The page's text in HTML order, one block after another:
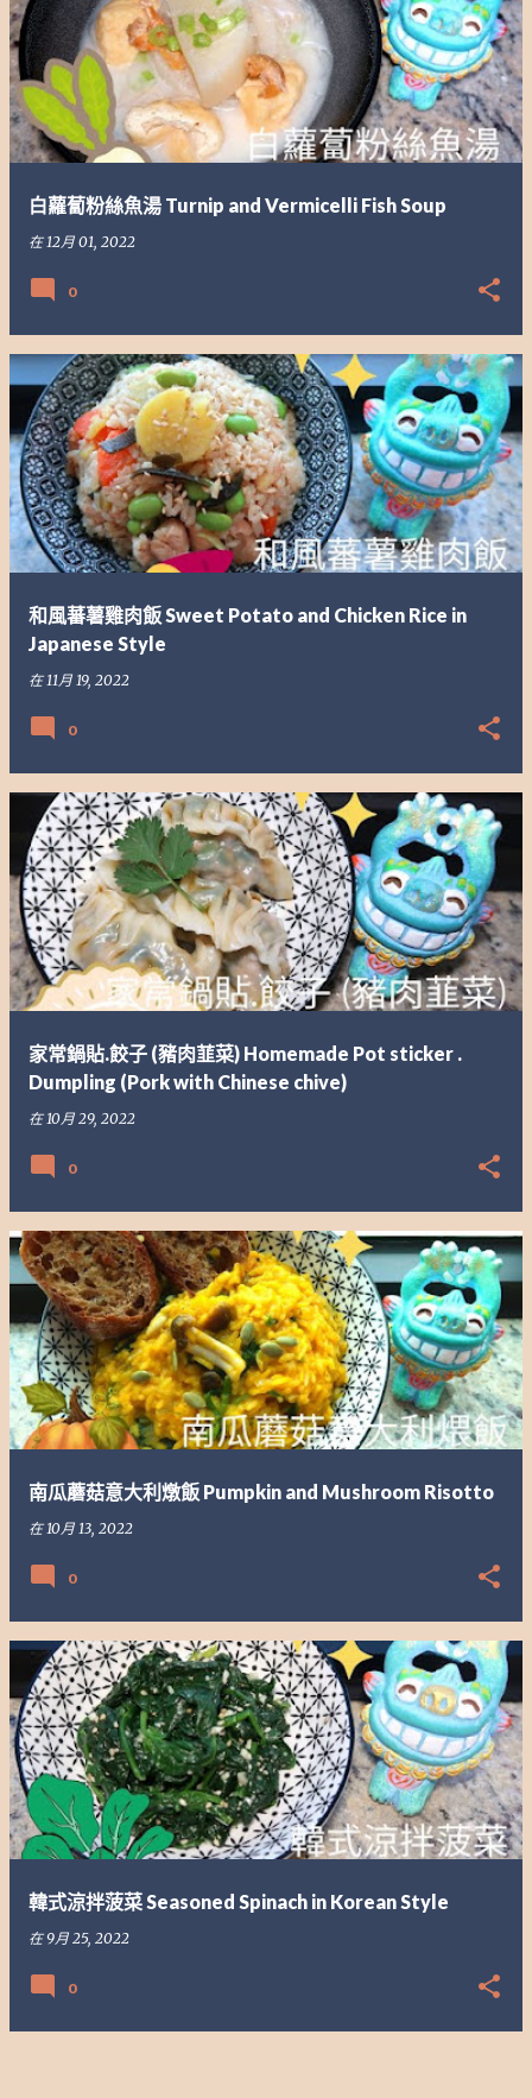
白蘿蔔粉絲魚湯 Turnip and Vermicelli Fish Soup
在12月 01, 2022
0
和風蕃薯雞肉飯 Sweet Potato and Chicken Rice in
Japanese Style
在11月 19, 2022
0
家常鍋貼.餃子 (豬肉韮菜) Homemade Pot sticker .
Dumpling (Pork with Chinese chive)
在10月 29, 2022
0
南瓜蘑菇意大利燉飯 Pumpkin and Mushroom Risotto
在10月 13, 2022
0
韓式涼拌菠菜 Seasoned Spinach in Korean Style
在9月 25, 2022
0